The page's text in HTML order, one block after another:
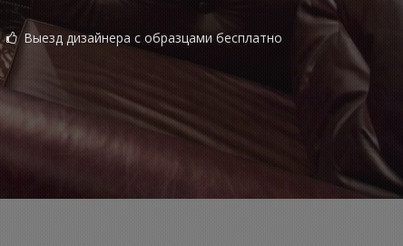
Выезд дизайнера с образцами бесплатно